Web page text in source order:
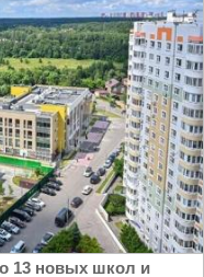
13 новых школ и